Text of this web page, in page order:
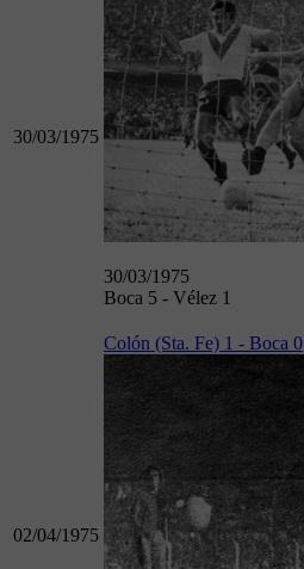
30/03/1975
30/03/1975
Boca 5 - Vélez 1
02/04/1975
Colón (Sta. Fe) 1 - Boca 0